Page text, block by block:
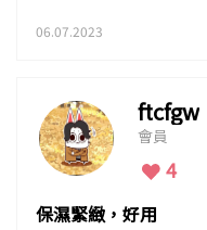
06.07.2023
ftcfgw
會員
4
保濕緊緻，好用